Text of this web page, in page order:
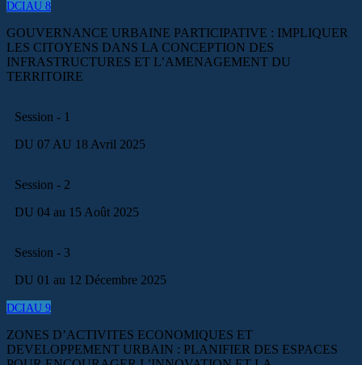
DCIAU 8
GOUVERNANCE URBAINE PARTICIPATIVE : IMPLIQUER
LES CITOYENS DANS LA CONCEPTION DES
INFRASTRUCTURES ET L’AMENAGEMENT DU
TERRITOIRE
Session - 1
DU 07 AU 18 Avril 2025
Session - 2
DU 04 au 15 Août 2025
Session - 3
DU 01 au 12 Décembre 2025
DCIAU 9
ZONES D’ACTIVITES ECONOMIQUES ET
DEVELOPPEMENT URBAIN : PLANIFIER DES ESPACES